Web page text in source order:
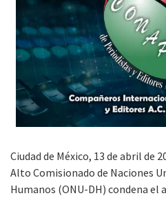
Ciudad de México, 13 de abril de
Alto Comisionado de Naciones
Humanos (ONU-DH) condena el